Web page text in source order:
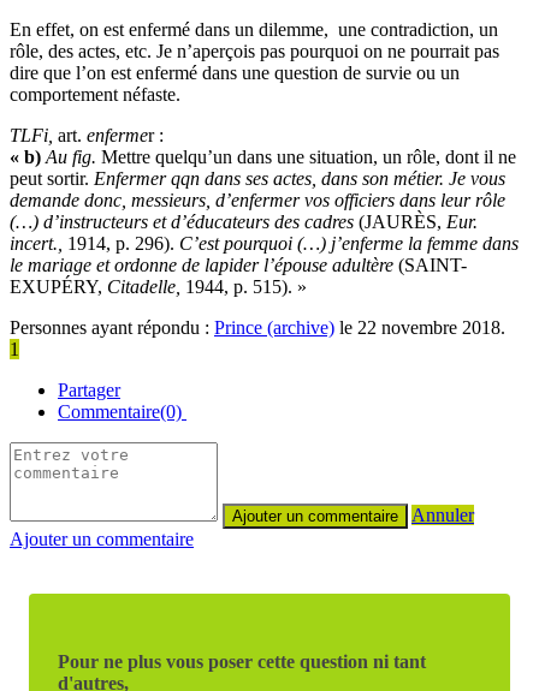
En effet, on est enfermé dans un dilemme, une contradiction, un
rôle, des actes, etc. Je n’aperçois pas pourquoi on ne pourrait pas
dire que l’on est enfermé dans une question de survie ou un
comportement néfaste.
TLFi, art. enfermer :
« b) Au fig. Mettre quelqu’un dans une situation, un rôle, dont il ne
peut sortir. Enfermer qqn dans ses actes, dans son métier. Je vous
demande donc, messieurs, d’enfermer vos officiers dans leur rôle
(…) d’instructeurs et d’éducateurs des cadres (JAURÈS, Eur.
incert., 1914, p. 296). C’est pourquoi (…) j’enferme la femme dans
le mariage et ordonne de lapider l’épouse adultère (SAINT-
EXUPÉRY, Citadelle, 1944, p. 515). »
Personnes ayant répondu : Prince (archive) le 22 novembre 2018.
1
Partager
Commentaire(0)
Annuler
Ajouter un commentaire
Pour ne plus vous poser cette question ni tant
d'autres,